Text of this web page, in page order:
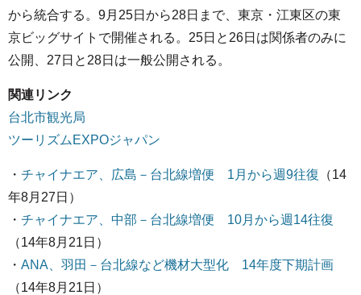
から統合する。9月25日から28日まで、東京・江東区の東
京ビッグサイトで開催される。25日と26日は関係者のみに
公開、27日と28日は一般公開される。
関連リンク
台北市観光局
ツーリズムEXPOジャパン
・ チャイナエア、広島－台北線増便 1月から週9往復 （14
年8月27日）
・ チャイナエア、中部－台北線増便 10月から週14往復
（14年8月21日）
・ ANA、羽田－台北線など機材大型化 14年度下期計画
（14年8月21日）